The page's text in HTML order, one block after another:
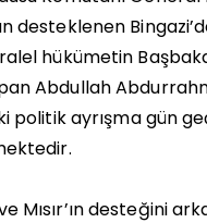
desteklenen
hükümetin
Abdullah
politik ayrışma gün
Mısır’ın desteğini